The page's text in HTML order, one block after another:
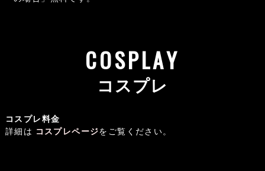
COSPLAY
コスプレ
コスプレ料金
詳細は コスプレページをご覧ください。